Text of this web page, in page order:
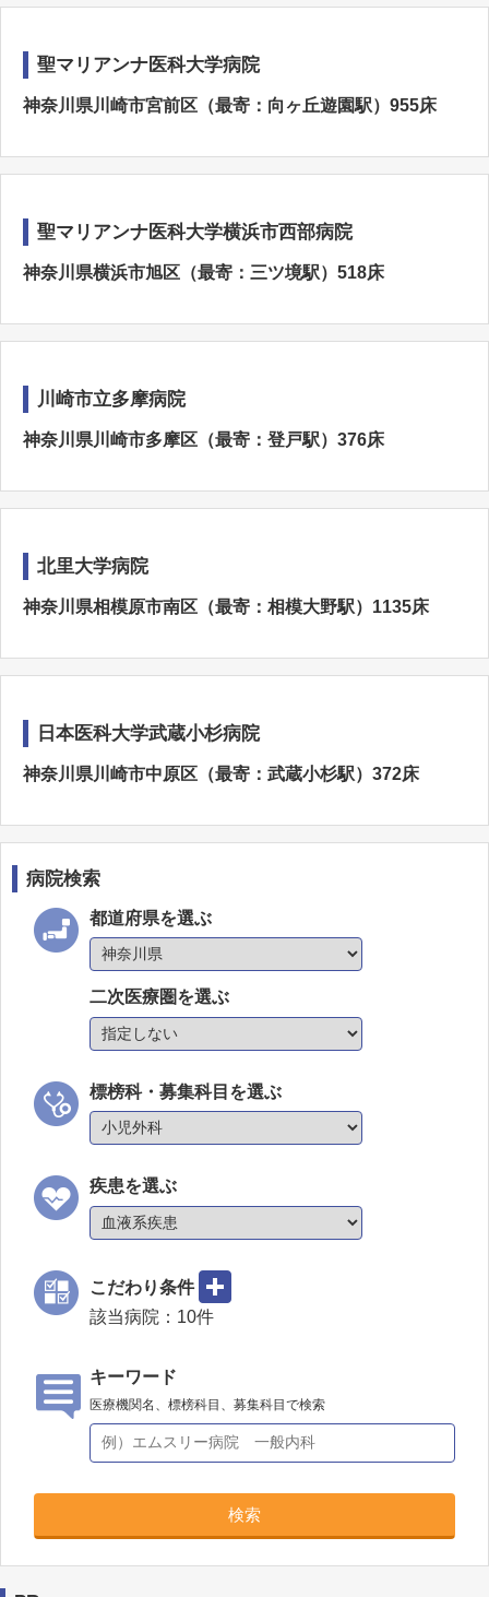
聖マリアンナ医科大学病院
神奈川県川崎市宮前区（最寄：向ヶ丘遊園駅）955床
聖マリアンナ医科大学横浜市西部病院
神奈川県横浜市旭区（最寄：三ツ境駅）518床
川崎市立多摩病院
神奈川県川崎市多摩区（最寄：登戸駅）376床
北里大学病院
神奈川県相模原市南区（最寄：相模大野駅）1135床
日本医科大学武蔵小杉病院
神奈川県川崎市中原区（最寄：武蔵小杉駅）372床
病院検索
都道府県を選ぶ
二次医療圏を選ぶ
標榜科・募集科目を選ぶ
疾患を選ぶ
こだわり条件
該当病院： 10件
キーワード
医療機関名、標榜科目、募集科目で検索
検索